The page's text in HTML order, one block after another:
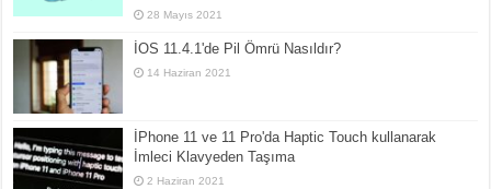
28 Mayıs 2021
İOS 11.4.1'de Pil Ömrü Nasıldır?
14 Haziran 2021
İPhone 11 ve 11 Pro'da Haptic Touch kullanarak
İmleci Klavyeden Taşıma
2 Haziran 2021